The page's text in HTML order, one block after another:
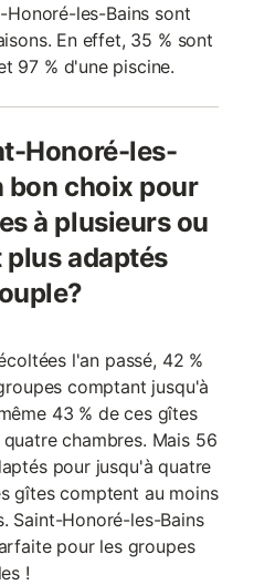
Honoré-les-Bains sont
En effet, 35 % sont
97 % d'une piscine.
Honoré-les-
bon choix pour
à plusieurs ou
adaptés
l'an passé, 42 %
comptant jusqu'à
43 % de ces gîtes
chambres. Mais 56
pour jusqu'à quatre
gîtes comptent au moins
Saint-Honoré-les-Bains
pour les groupes
!